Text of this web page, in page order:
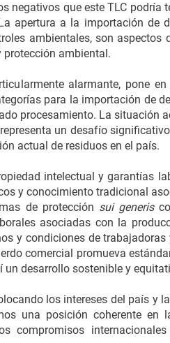
negativos que este TLC podría
apertura a la importación de
ambientales, son aspectos
protección ambiental.
alarmante, pone
para la importación de
procesamiento. La situación
un desafío
actual de residuos en el país.
intelectual y garantías
y conocimiento tradicional
de protección sui generis
asociadas con la
y condiciones de
comercial promueva
desarrollo sostenible y
los intereses del país y
una posición coherente en
compromisos